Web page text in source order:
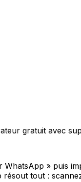
gratuit avec
» puis
tout :